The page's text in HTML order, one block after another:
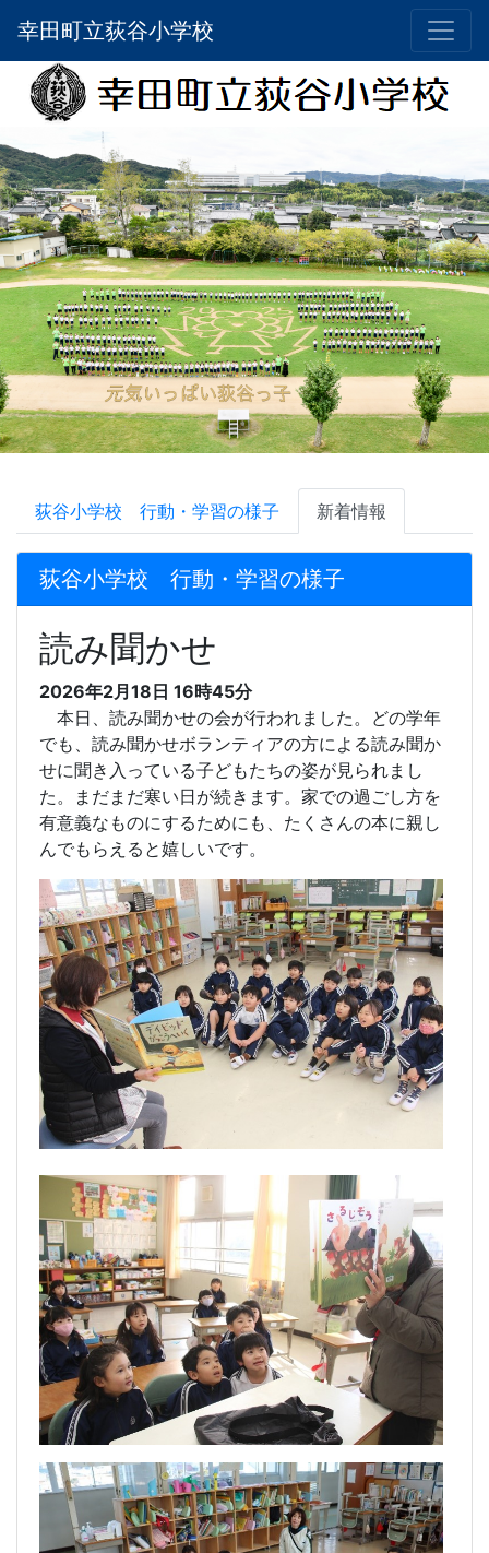
幸田町立荻谷小学校
荻谷小学校 行動・学習の様子 新着情報
荻谷小学校 行動・学習の様子
読み聞かせ
2026年2月18日 16時45分
本日、読み聞かせの会が行われました。どの学年
でも、読み聞かせボランティアの方による読み聞か
せに聞き入っている子どもたちの姿が見られまし
た。まだまだ寒い日が続きます。家での過ごし方を
有意義なものにするためにも、たくさんの本に親し
んでもらえると嬉しいです。